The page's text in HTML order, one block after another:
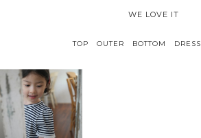
WE LOVE IT
TOP OUTER BOTTOM DRESS